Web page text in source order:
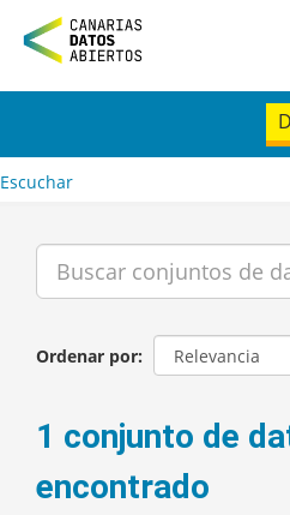
n
tEscuchar
Ordenar por
1 conjunto de
encontrado